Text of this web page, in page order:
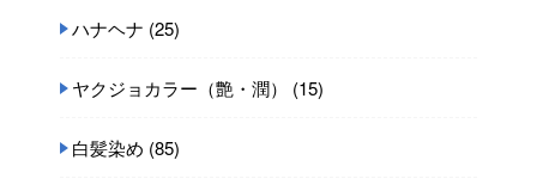
ハナヘナ (25)
ヤクジョカラー（艶・潤） (15)
白髪染め (85)